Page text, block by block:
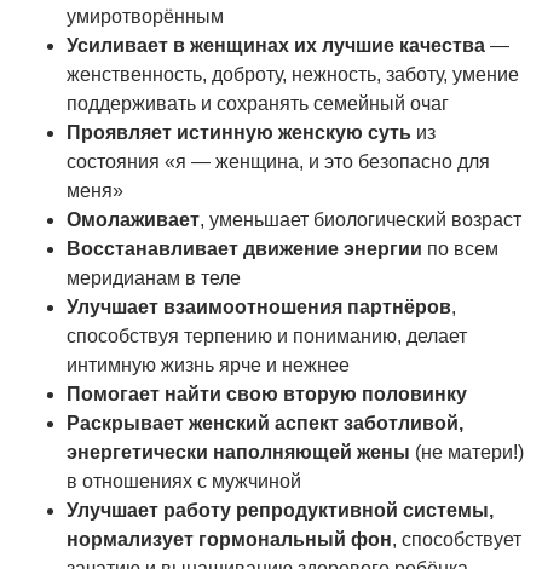
умиротворённым
Усиливает в женщинах их лучшие качества —
женственность, доброту, нежность, заботу, умение
поддерживать и сохранять семейный очаг
Проявляет истинную женскую суть из
состояния «я — женщина, и это безопасно для
меня»
Омолаживает, уменьшает биологический возраст
Восстанавливает движение энергии по всем
меридианам в теле
Улучшает взаимоотношения партнёров,
способствуя терпению и пониманию, делает
интимную жизнь ярче и нежнее
Помогает найти свою вторую половинку
Раскрывает женский аспект заботливой,
энергетически наполняющей жены (не матери!)
в отношениях с мужчиной
Улучшает работу репродуктивной системы,
нормализует гормональный фон, способствует